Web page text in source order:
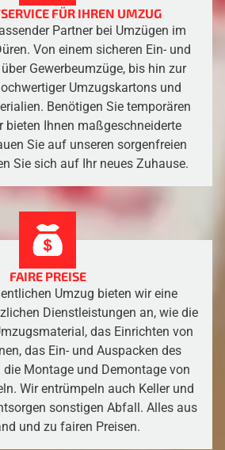
FÜR IHREN UMZUG
Partner bei Umzügen im
Von einem sicheren Ein- und
Gewerbeumzüge, bis hin zur
Umzugskartons und
Benötigen Sie temporären
bieten Ihnen maßgeschneiderte
Sie auf unseren sorgenfreien
Sie sich auf Ihr neues Zuhause.
FAIRE PREISE
Umzug bieten wir eine
Dienstleistungen an, wie die
das Einrichten von
das Ein- und Auspacken des
Montage und Demontage von
Wir entrümpeln auch Keller und
sonstigen Abfall. Alles aus
und zu fairen Preisen.